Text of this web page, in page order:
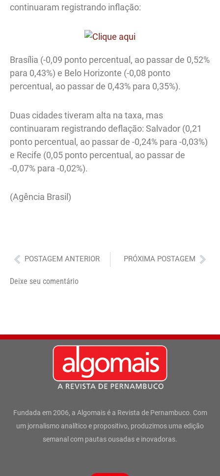
continuaram registrando inflação:
Brasília (-0,09 ponto percentual, ao passar de 0,52%
para 0,43%) e Belo Horizonte (-0,08 ponto
percentual, ao passar de 0,43% para 0,35%).
Duas cidades tiveram alta na taxa, mas
continuaram registrando deflação: Salvador (0,21
ponto percentual, ao passar de -0,24% para -0,03%)
e Recife (0,05 ponto percentual, ao passar de
-0,07% para -0,02%).
(Agência Brasil)
Anterior
POSTAGEM ANTERIOR PRÓXIMA POSTAGEM
Deixe seu comentário
Fundada em 2006, a Algomais é a Revista de Pernambuco. Com
um jornalismo analítico e propositivo, produzimos uma edição
semanal com pautas ousadas e inovadoras.